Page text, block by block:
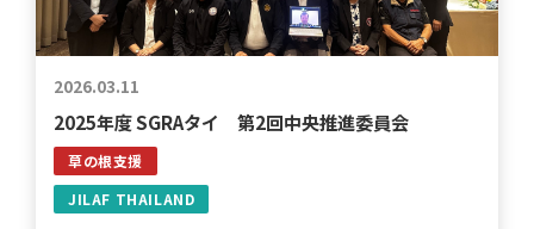
2026.03.11
2025年度 SGRAタイ 第2回中央推進委員会
草の根支援
JILAF THAILAND